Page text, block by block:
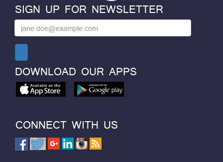
SIGN UP FOR NEWSLETTER
DOWNLOAD OUR APPS
CONNECT WITH US